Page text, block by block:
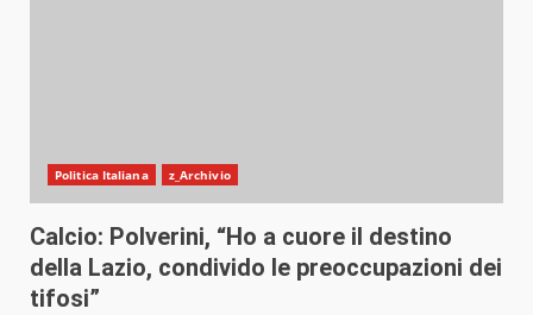
Politica Italiana z_Archivio
Calcio: Polverini, “Ho a cuore il destino
della Lazio, condivido le preoccupazioni dei
tifosi”